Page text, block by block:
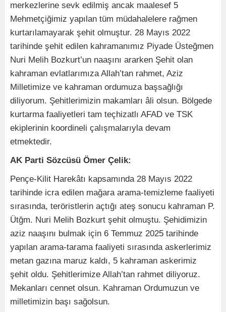
merkezlerine sevk edilmiş ancak maalesef 5
Mehmetçiğimiz yapılan tüm müdahalelere rağmen
kurtarılamayarak şehit olmuştur. 28 Mayıs 2022
tarihinde şehit edilen kahramanımız Piyade Üsteğmen
Nuri Melih Bozkurt’un naaşını ararken Şehit olan
kahraman evlatlarımıza Allah’tan rahmet, Aziz
Milletimize ve kahraman ordumuza başsağlığı
diliyorum. Şehitlerimizin makamları âli olsun. Bölgede
kurtarma faaliyetleri tam teçhizatlı AFAD ve TSK
ekiplerinin koordineli çalışmalarıyla devam
etmektedir.
AK Parti Sözcüsü Ömer Çelik:
Pençe-Kilit Harekâtı kapsamında 28 Mayıs 2022
tarihinde icra edilen mağara arama-temizleme faaliyeti
sırasında, teröristlerin açtığı ateş sonucu kahraman P.
Ütğm. Nuri Melih Bozkurt şehit olmuştu. Şehidimizin
aziz naaşını bulmak için 6 Temmuz 2025 tarihinde
yapılan arama-tarama faaliyeti sırasında askerlerimiz
metan gazına maruz kaldı, 5 kahraman askerimiz
şehit oldu. Şehitlerimize Allah’tan rahmet diliyoruz.
Mekanları cennet olsun. Kahraman Ordumuzun ve
milletimizin başı sağolsun.